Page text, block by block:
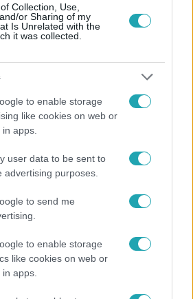
Collection, Use,
or Sharing of my
Is Unrelated with the
it was collected.
to enable storage
like cookies on web or
apps.
user data to be sent to
advertising purposes.
to send me
to enable storage
like cookies on web or
apps.ezekben a városokban a